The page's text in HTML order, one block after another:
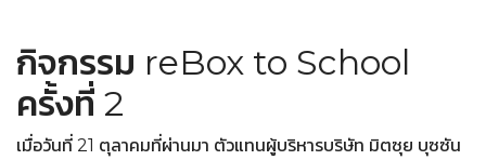
กิจกรรม reBox to School
ครั้งที่ 2
เมื่อวันที่ 21 ตุลาคมที่ผ่านมา ตัวแทนผู้บริหารบริษัท มิตซุย บุซซัน